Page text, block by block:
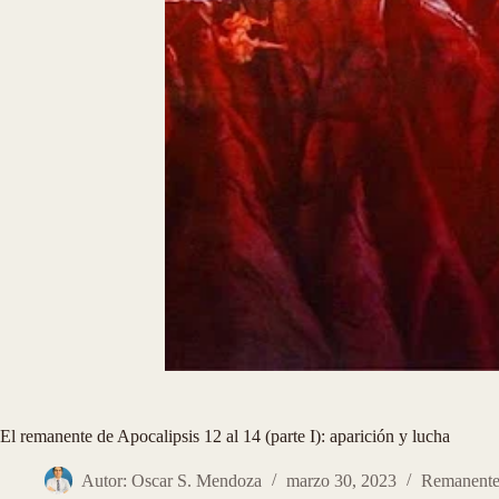
El remanente de Apocalipsis 12 al 14 (parte I): aparición y lucha
Autor: Oscar S. Mendoza marzo 30, 2023 Remanente